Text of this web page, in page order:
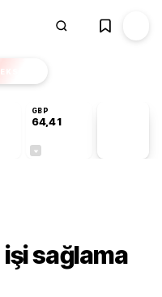
EKSTRA
GBP
64,41
sağlama